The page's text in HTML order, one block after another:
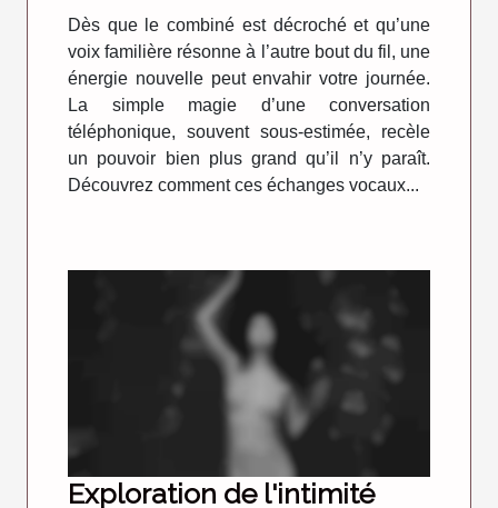
Dès que le combiné est décroché et qu’une
voix familière résonne à l’autre bout du fil, une
énergie nouvelle peut envahir votre journée.
La simple magie d’une conversation
téléphonique, souvent sous-estimée, recèle
un pouvoir bien plus grand qu’il n’y paraît.
Découvrez comment ces échanges vocaux...
Exploration de l'intimité